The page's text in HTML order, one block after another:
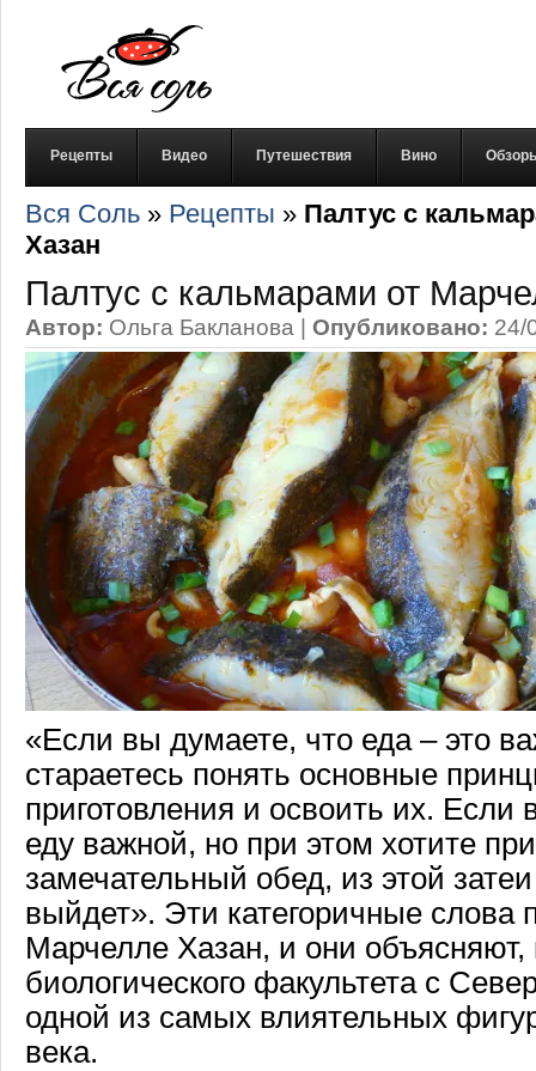
Рецепты Видео Путешествия Вино
Вся Соль » Рецепты » Палтус с
Хазан
Палтус с кальмарами от
Автор: Ольга Бакланова | Опубликовано: 24/
«Если вы думаете, что еда – это
стараетесь понять основные
приготовления и освоить их. Если
еду важной, но при этом хотите
замечательный обед, из этой
выйдет». Эти категоричные слова
Марчелле Хазан, и они объясняют,
биологического факультета с
одной из самых влиятельных
века.